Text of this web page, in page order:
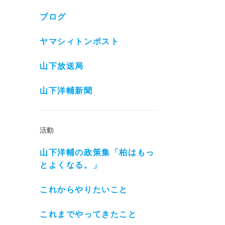
ブログ
ヤマシィトンポスト
山下放送局
山下洋輔新聞
活動
山下洋輔の政策集「柏はもっ
とよくなる。」
これからやりたいこと
これまでやってきたこと